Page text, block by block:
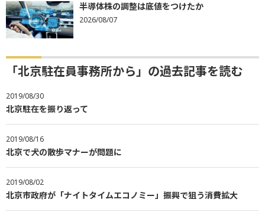
半導体株の調整は底値をつけたか
2026/08/07
「北京駐在員事務所から」の過去記事を読む
2019/08/30
北京駐在を振り返って
2019/08/16
北京で犬の散歩マナーが問題に
2019/08/02
北京市政府が「ナイトタイムエコノミー」振興で狙う消費拡大